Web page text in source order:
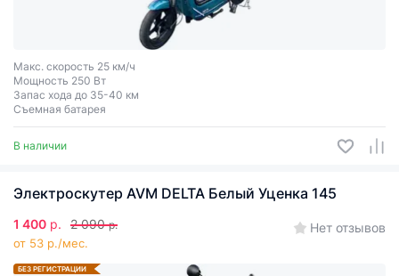
Макс. скорость 25 км/ч
Мощность 250 Вт
Запас хода до 35-40 км
Съемная батарея
В наличии
Электроскутер AVM DELTA Белый Уценка 145
1 400 р. 2 090 р.
от 53 р./мес.
Нет отзывов
БЕЗ РЕГИСТРАЦИИ